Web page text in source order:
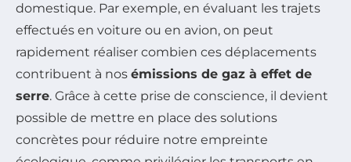
domestique. Par exemple, en évaluant les trajets
effectués en voiture ou en avion, on peut
rapidement réaliser combien ces déplacements
contribuent à nos émissions de gaz à effet de
serre. Grâce à cette prise de conscience, il devient
possible de mettre en place des solutions
concrètes pour réduire notre empreinte